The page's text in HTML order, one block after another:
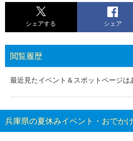
シェアする シェア
閲覧履歴
最近見たイベント＆スポットページは
兵庫県の夏休みイベント・おでか